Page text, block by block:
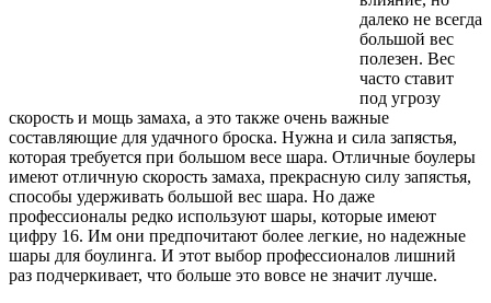
далеко не всегда
большой вес
полезен. Вес
часто ставит
под угрозу
скорость и мощь замаха, а это также очень важные
составляющие для удачного броска. Нужна и сила запястья,
которая требуется при большом весе шара. Отличные боулеры
имеют отличную скорость замаха, прекрасную силу запястья,
способы удерживать большой вес шара. Но даже
профессионалы редко используют шары, которые имеют
цифру 16. Им они предпочитают более легкие, но надежные
шары для боулинга. И этот выбор профессионалов лишний
раз подчеркивает, что больше это вовсе не значит лучше.